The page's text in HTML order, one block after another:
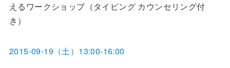
えるワークショップ（タイピング カウンセリング付
き）
2015-09-19（土）13:00-16:00